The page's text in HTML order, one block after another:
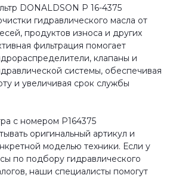
DONALDSON P 16-4375
гидравлического масла от
продуктов износа и других
фильтрация помогает
клапаны и
системы, обеспечивая
и увеличивая срок службы
с номером P164375
оригинальный артикул и
моделью техники. Если у
по подбору гидравлического
наши специалисты помогут